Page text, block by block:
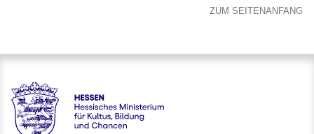
ZUM SEITENANFANG